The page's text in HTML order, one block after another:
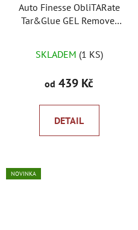
Auto Finesse ObliTARate
Tar&Glue GEL Remover
SKLADEM (1 KS)
od 439 Kč
DETAIL
NOVINKA